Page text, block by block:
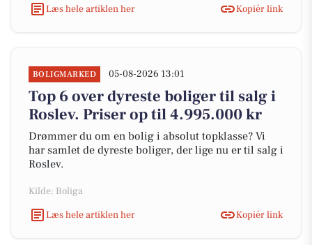
Læs hele artiklen her
Kopiér link
BOLIGMARKED 05-08-2026 13:01
Top 6 over dyreste boliger til salg i
Roslev. Priser op til 4.995.000 kr
Drømmer du om en bolig i absolut topklasse? Vi
har samlet de dyreste boliger, der lige nu er til salg i
Roslev.
Kilde: Boliga
Læs hele artiklen her
Kopiér link